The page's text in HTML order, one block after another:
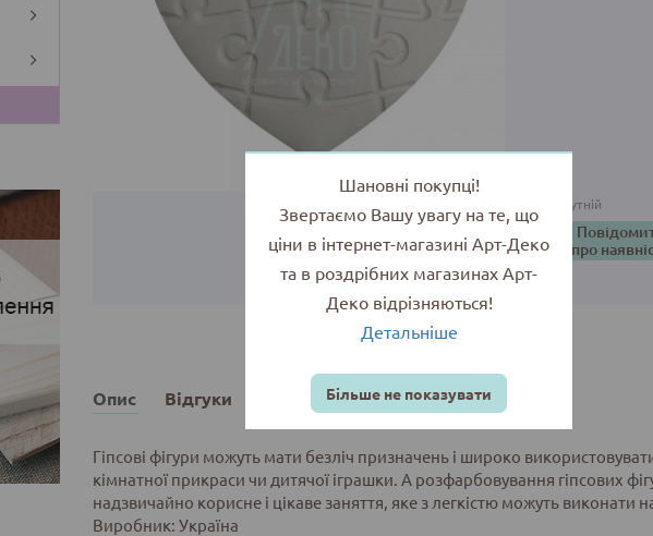
Відсутній
про
Опис Відгуки
Гіпсові фігури можуть мати безліч призначень і широко
кімнатної прикраси чи дитячої іграшки. А розфарбовування гіпсових
надзвичайно корисне і цікаве заняття, яке з легкістю можуть виконати
Виробник: Україна
Шановні покупці!
Звертаємо Вашу увагу на те, що
ціни в інтернет-магазині Арт-Деко
та в роздрібних магазинах Арт-
Деко відрізняються!
Детальніше
Більше не показувати